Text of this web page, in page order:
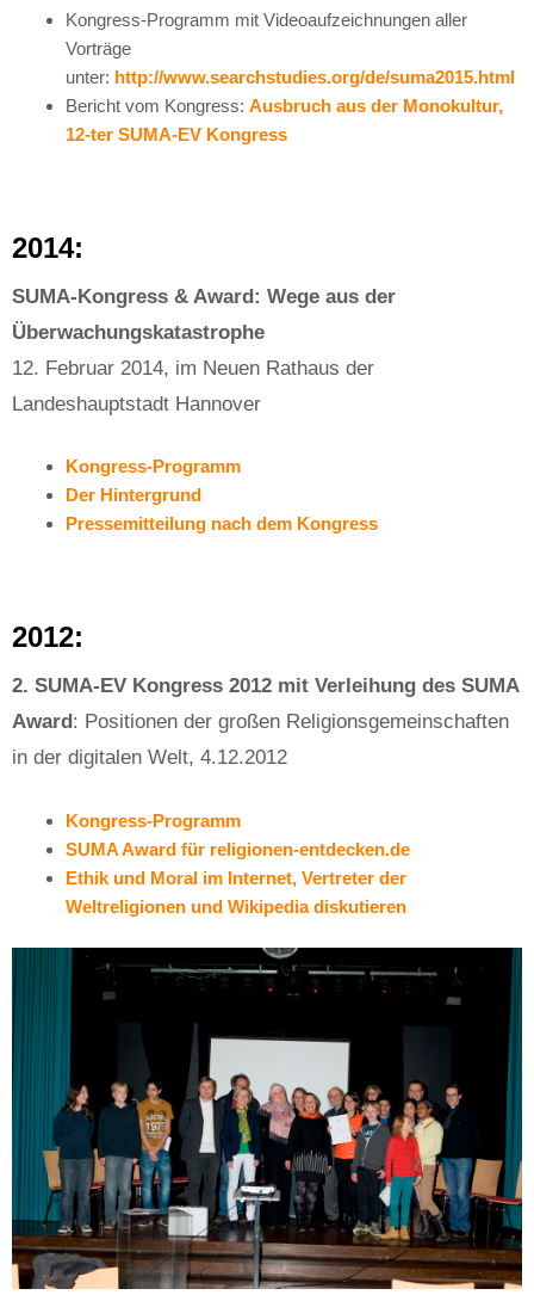
Kongress-Programm mit Videoaufzeichnungen aller
Vorträge
unter: http://www.searchstudies.org/de/suma2015.html
Bericht vom Kongress: Ausbruch aus der Monokultur,
12-ter SUMA-EV Kongress
2014:
SUMA-Kongress & Award: Wege aus der
Überwachungskatastrophe
12. Februar 2014, im Neuen Rathaus der
Landeshauptstadt Hannover
Kongress-Programm
Der Hintergrund
Pressemitteilung nach dem Kongress
2012:
2. SUMA-EV Kongress 2012 mit Verleihung des SUMA
Award : Positionen der großen Religionsgemeinschaften
in der digitalen Welt, 4.12.2012
Kongress-Programm
SUMA Award für religionen-entdecken.de
Ethik und Moral im Internet, Vertreter der
Weltreligionen und Wikipedia diskutieren